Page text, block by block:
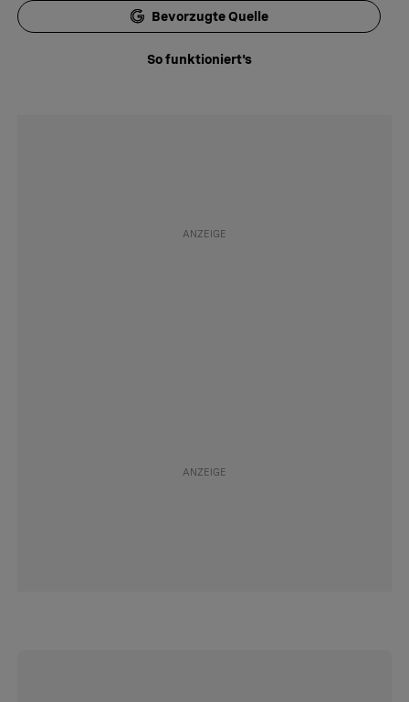
Bevorzugte Quelle
So funktioniert's